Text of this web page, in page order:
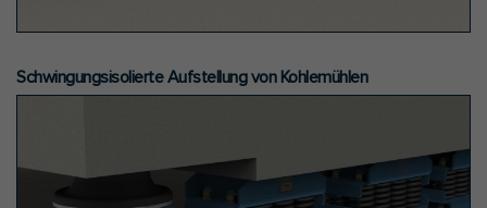
Schwingungsisolierte Aufstellung von Kohlemühlen